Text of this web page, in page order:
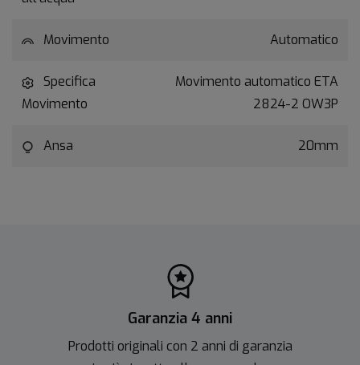
Movimento Automatico
Specifica
Movimento
Movimento automatico ETA
2824-2 OW3P
Ansa 20mm
Garanzia 4 anni
Prodotti originali con 2 anni di garanzia